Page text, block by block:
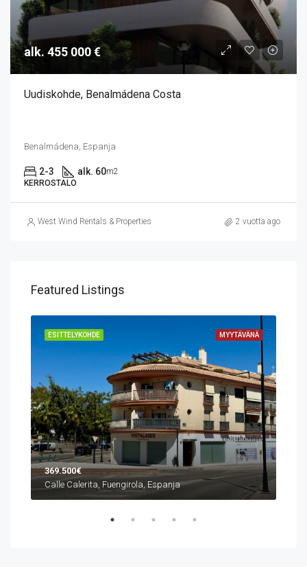
alk. 455 000 €
Uudiskohde, Benalmádena Costa
Benalmádena, Espanja
2-3 alk. 60m2
KERROSTALO
West Wind Rentals & Properties 2 vuotta ago
Featured Listings
MYYTÄVÄNÄ
ESITTELYKOHDE
369.500€
Calle Calerita, Fuengirola, Espanja